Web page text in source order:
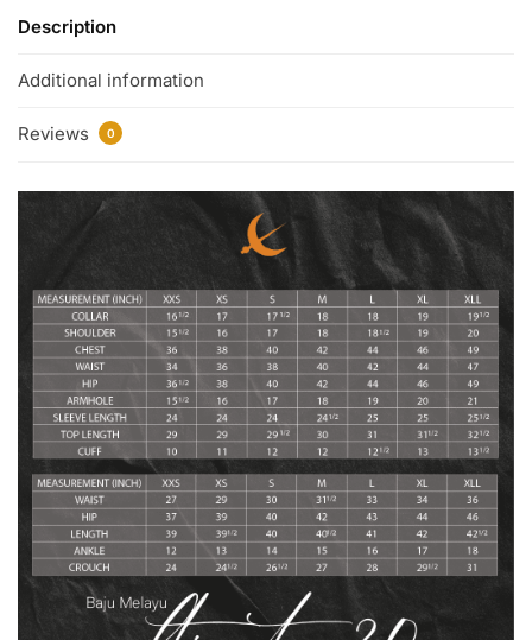
Description
Additional information
Reviews 0